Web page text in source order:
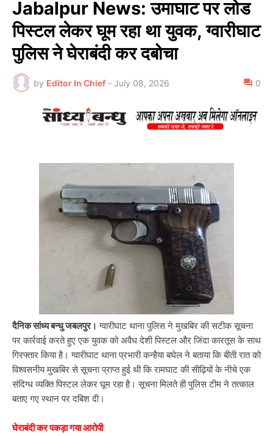
Jabalpur News: उमाघाट पर लोड
पिस्टल लेकर घूम रहा था युवक, ग्वारीघाट
पुलिस ने घेराबंदी कर दबोचा
by Editor In Chief - July 08, 2026 0
दैनिक सांध्य बन्धु जबलपुर। ग्वारीघाट थाना पुलिस ने मुखबिर की सटीक सूचना
पर कार्रवाई करते हुए एक युवक को अवैध देशी पिस्टल और जिंदा कारतूस के साथ
गिरफ्तार किया है। ग्वारीघाट थाना प्रभारी कन्हैया बघेल ने बताया कि बीती रात को
विश्वसनीय मुखबिर से सूचना प्राप्त हुई थी कि रामघाट की सीढ़ियों के नीचे एक
संदिग्ध व्यक्ति पिस्टल लेकर घूम रहा है। सूचना मिलते ही पुलिस टीम ने तत्काल
बताए गए स्थान पर दबिश दी।
घेराबंदी कर पकड़ा गया आरोपी